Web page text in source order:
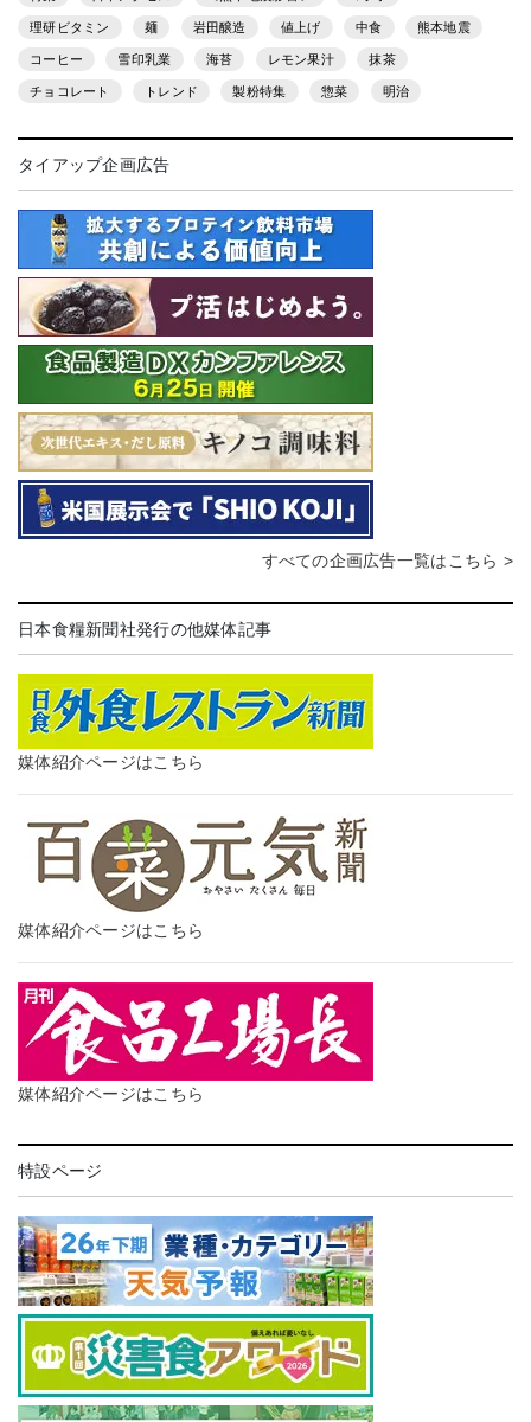
理研ビタミン 麺 岩田醸造 値上げ 中食 熊本地震
コーヒー 雪印乳業 海苔 レモン果汁 抹茶
チョコレート トレンド 製粉特集 惣菜 明治
タイアップ企画広告
すべての企画広告一覧はこちら >
日本食糧新聞社発行の他媒体記事
媒体紹介ページはこちら
媒体紹介ページはこちら
媒体紹介ページはこちら
特設ページ